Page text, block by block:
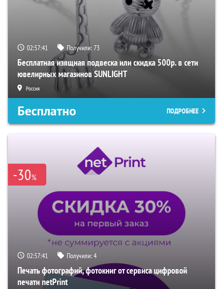
02:57:40 Получили:73
Бесплатная изящная подвеска или скидка 500р. в сети
ювелирных магазинов SUNLIGHT
Россия
Бесплатно ПОДРОБНЕЕ
-30%
02:57:40 Получили:4
Печать фотографий, фотокниг от сервиса цифровой
печати netPrint